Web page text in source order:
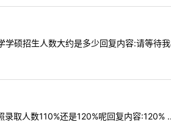
硕招生人数大约是多少回复内容:请等待
取人数110%还是120%呢回复内容:120%